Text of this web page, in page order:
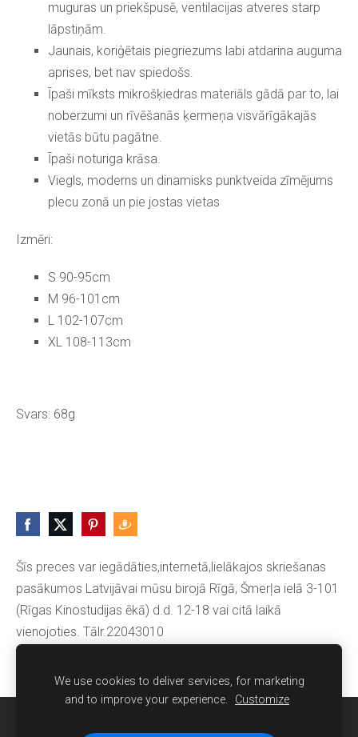
Šīs preces var iegādāties,internetā,lielākajos skriešanas
pasākumos Latvijāvai mūsu birojā Rīgā, Šmerļa ielā 3-101
(Rīgas Kinostudijas ēkā) d.d. 12-18 vai citā laikā
vienojoties. Tālr.22043010
muguras un priekšpusē, ventilacijas atveres starp
lāpstiņām.
Jaunais, koriģētais piegriezums labi atdarina auguma
aprises, bet nav spiedošs.
Īpaši mīksts mikrošķiedras materiāls gādā par to, lai
noberzumi un rīvēšanās ķermeņa visvārīgākajās
vietās būtu pagātne.
Īpaši noturiga krāsa.
Viegls, moderns un dinamisks punktveida zīmējums
plecu zonā un pie jostas vietas
Izmēri:
S 90-95cm
M 96-101cm
L 102-107cm
XL 108-113cm
Svars: 68g
We use cookies to deliver services, for marketing
and to improve your experience.
Customize